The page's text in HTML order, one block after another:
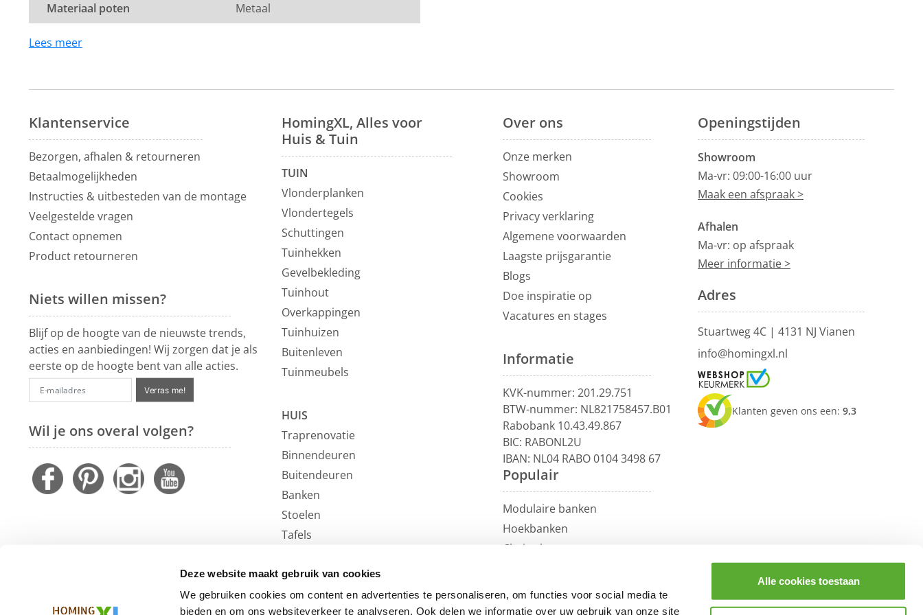
Deze website maakt gebruik van cookies
We gebruiken cookies om content en advertenties te personaliseren, om functies voor social media te
bieden en om ons websiteverkeer te analyseren. Ook delen we informatie over uw gebruik van onze site
Alle cookies toestaan
lauwwarm sopje van een neutrale zeep of groene zeep. Deppen en niet te
nat maken!
Dit product valt onder de categorie
eetkamerstoelen zonder armleuning.
Bij ons profiteer je altijd van de laagste prijsgarantie op al onze
eetkamerstoelen. Voor meer inspiratie kun je ook terecht in onze
showroomvan 1200m² in Vianen, 10 autominuten van Utrecht.
Materiaal poten
Metaal
Lees meer
Klantenservice
Bezorgen, afhalen & retourneren
Betaalmogelijkheden
Instructies & uitbesteden van de montage
Veelgestelde vragen
Contact opnemen
Product retourneren
Niets willen missen?
Blijf op de hoogte van de nieuwste trends,
acties en aanbiedingen! Wij zorgen dat je als
eerste op de hoogte bent van alle acties.
Verras me!
Wil je ons overal volgen?
HomingXL, Alles voor
Huis & Tuin
TUIN
Vlonderplanken
Vlondertegels
Schuttingen
Tuinhekken
Gevelbekleding
Tuinhout
Overkappingen
Tuinhuizen
Buitenleven
Tuinmeubels
HUIS
Traprenovatie
Binnendeuren
Buitendeuren
Banken
Stoelen
Tafels
Vloeren
Outlet
Over ons
Onze merken
Showroom
Cookies
Privacy verklaring
Algemene voorwaarden
Laagste prijsgarantie
Blogs
Doe inspiratie op
Vacatures en stages
Informatie
KVK-nummer: 201.29.751
BTW-nummer: NL821758457.B01
Rabobank 10.43.49.867
BIC: RABONL2U
IBAN: NL04 RABO 0104 3498 67
Populair
Modulaire banken
Hoekbanken
Chaise longue
Loungebanken
Rechte banken
Openingstijden
Showroom
Ma-vr: 09:00-16:00 uur
Maak een afspraak >
Afhalen
Ma-vr: op afspraak
Meer informatie >
Adres
Stuartweg 4C | 4131 NJ Vianen
info@homingxl.nl
Klanten geven ons een: 9,3